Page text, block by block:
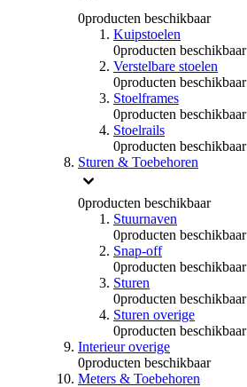
0producten beschikbaar
Kuipstoelen
0producten beschikbaar
Verstelbare stoelen
0producten beschikbaar
Stoelframes
0producten beschikbaar
Stoelrails
0producten beschikbaar
Sturen & Toebehoren
0producten beschikbaar
Stuurnaven
0producten beschikbaar
Snap-off
0producten beschikbaar
Sturen
0producten beschikbaar
Sturen overige
0producten beschikbaar
Interieur overige
0producten beschikbaar
Meters & Toebehoren